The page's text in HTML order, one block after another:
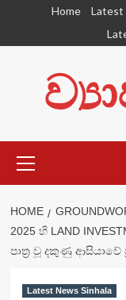
content
Home Latest
Menu
HOME
2025 හි LAND
පාත්‍ර වූ දකුණු ආසියාවේ
Latest News Sinhala